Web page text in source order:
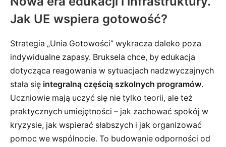
Jak UE wspiera gotowość?
Strategia „Unia Gotowości” wykracza daleko poza
indywidualne zapasy. Bruksela chce, by edukacja
dotycząca reagowania w sytuacjach nadzwyczajnych
stała się integralną częścią szkolnych programów.
Uczniowie mają uczyć się nie tylko teorii, ale też
praktycznych umiejętności – jak zachować spokój w
kryzysie, jak wspierać słabszych i jak organizować
pomoc we wspólnocie. To budowanie odporności od